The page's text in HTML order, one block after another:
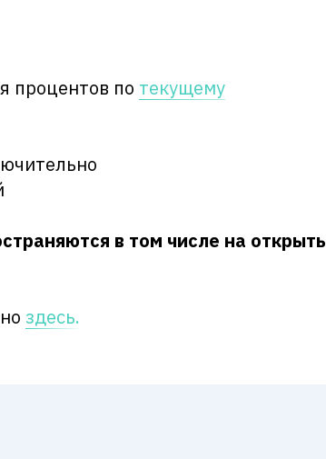
процентов по текущему
в том числе на
здесь.